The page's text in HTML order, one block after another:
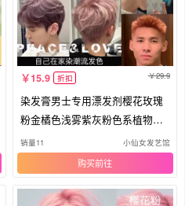
15.9 折扣 29.9
染发膏男士专用漂发剂樱花玫瑰
粉金橘色浅雾紫灰粉色系植物褪
色膏
销量11 小仙女发艺馆
购买